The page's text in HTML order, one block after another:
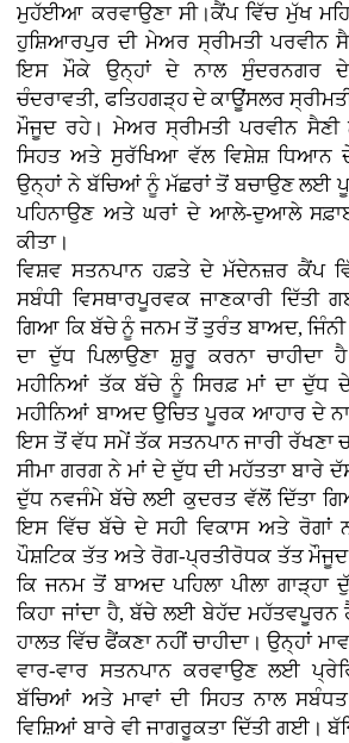
ਮੁਹੱਈਆ ਕਰਵਾਉਣਾ ਸੀ।ਕੈਂਪ ਵਿੱਚ ਮੁੱਖ
ਹੁਸ਼ਿਆਰਪੁਰ ਦੀ ਮੇਅਰ ਸ੍ਰੀਮਤੀ ਪਰਵੀਨ
ਇਸ ਮੌਕੇ ਉਨ੍ਹਾਂ ਦੇ ਨਾਲ ਸੁੰਦਰਨਗਰ ਦੇ
ਚੰਦਰਾਵਤੀ, ਫਤਿਹਗੜ੍ਹ ਦੇ ਕਾਊਂਸਲਰ
ਮੌਜੂਦ ਰਹੇ। ਮੇਅਰ ਸ੍ਰੀਮਤੀ ਪਰਵੀਨ
ਸਿਹਤ ਅਤੇ ਸੁਰੱਖਿਆ ਵੱਲ ਵਿਸ਼ੇਸ਼ ਧਿਆਨ
ਉਨ੍ਹਾਂ ਨੇ ਬੱਚਿਆਂ ਨੂੰ ਮੱਛਰਾਂ ਤੋਂ ਬਚਾਉਣ ਲਈ
ਪਹਿਨਾਉਣ ਅਤੇ ਘਰਾਂ ਦੇ ਆਲੇ-ਦੁਆਲੇ
ਕੀਤਾ।
ਵਿਸ਼ਵ ਸਤਨਪਾਨ ਹਫ਼ਤੇ ਦੇ ਮੱਦੇਨਜ਼ਰ ਕੈਂਪ
ਸਬੰਧੀ ਵਿਸਥਾਰਪੂਰਵਕ ਜਾਣਕਾਰੀ
ਗਿਆ ਕਿ ਬੱਚੇ ਨੂੰ ਜਨਮ ਤੋਂ ਤੁਰੰਤ ਬਾਅਦ, ਜਿੰਨੀ
ਦਾ ਦੁੱਧ ਪਿਲਾਉਣਾ ਸ਼ੁਰੂ ਕਰਨਾ
ਮਹੀਨਿਆਂ ਤੱਕ ਬੱਚੇ ਨੂੰ ਸਿਰਫ਼ ਮਾਂ ਦਾ ਦੁੱਧ
ਮਹੀਨਿਆਂ ਬਾਅਦ ਉਚਿਤ ਪੂਰਕ ਆਹਾਰ ਦੇ
ਇਸ ਤੋਂ ਵੱਧ ਸਮੇਂ ਤੱਕ ਸਤਨਪਾਨ ਜਾਰੀ ਰੱਖਣਾ
ਸੀਮਾ ਗਰਗ ਨੇ ਮਾਂ ਦੇ ਦੁੱਧ ਦੀ ਮਹੱਤਤਾ ਬਾਰੇ
ਦੁੱਧ ਨਵਜੰਮੇ ਬੱਚੇ ਲਈ ਕੁਦਰਤ ਵੱਲੋਂ ਦਿੱਤਾ
ਇਸ ਵਿੱਚ ਬੱਚੇ ਦੇ ਸਹੀ ਵਿਕਾਸ ਅਤੇ ਰੋਗਾਂ
ਪੌਸ਼ਟਿਕ ਤੱਤ ਅਤੇ ਰੋਗ-ਪ੍ਰਤੀਰੋਧਕ ਤੱਤ ਮੌਜੂਦ
ਕਿ ਜਨਮ ਤੋਂ ਬਾਅਦ ਪਹਿਲਾ ਪੀਲਾ
ਕਿਹਾ ਜਾਂਦਾ ਹੈ, ਬੱਚੇ ਲਈ ਬੇਹੱਦ
ਹਾਲਤ ਵਿੱਚ ਫੈਂਕਣਾ ਨਹੀਂ ਚਾਹੀਦਾ। ਉਨ੍ਹਾਂ
ਵਾਰ-ਵਾਰ ਸਤਨਪਾਨ ਕਰਵਾਉਣ ਲਈ
ਬੱਚਿਆਂ ਅਤੇ ਮਾਵਾਂ ਦੀ ਸਿਹਤ ਨਾਲ
ਵਿਸ਼ਿਆਂ ਬਾਰੇ ਵੀ ਜਾਗਰੂਕਤਾ ਦਿੱਤੀ ਗਈ।